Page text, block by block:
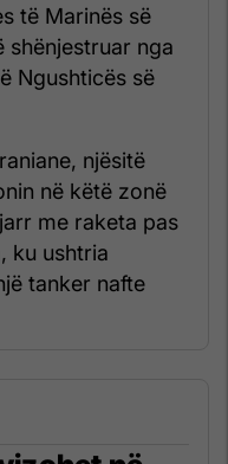
të Marinës së
shënjestruar nga
Ngushticës së
njësitë
në këtë zonë
me raketa pas
ku ushtria
tanker nafte